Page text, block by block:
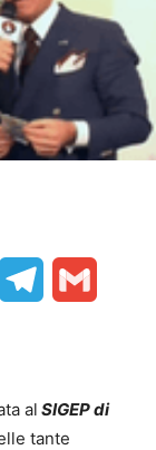
MessengerTelegram
al SIGEP di
tante